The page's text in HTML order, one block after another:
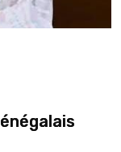
du pouvoir